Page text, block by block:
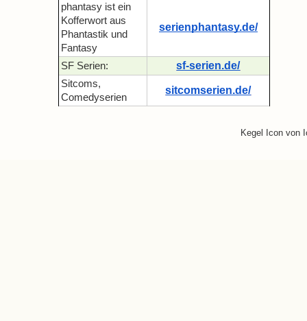
phantasy ist ein
Kofferwort aus
Phantastik und
Fantasy
serienphantasy.de/
SF Serien: sf-serien.de/
Sitcoms,
Comedyserien
sitcomserien.de/
Kegel Icon von